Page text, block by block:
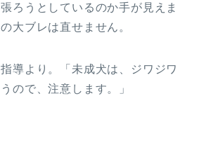
ろうとしているのか手が見えま
大ブレは直せません。
導より。「未成犬は、ジワジワ
ので、注意します。」